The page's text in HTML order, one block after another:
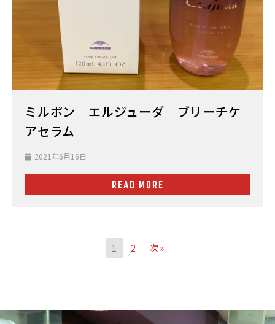
ミルボン エルジューダ ブリーチケ
アセラム
2021年6月16日
READ MORE
1 2 次 »